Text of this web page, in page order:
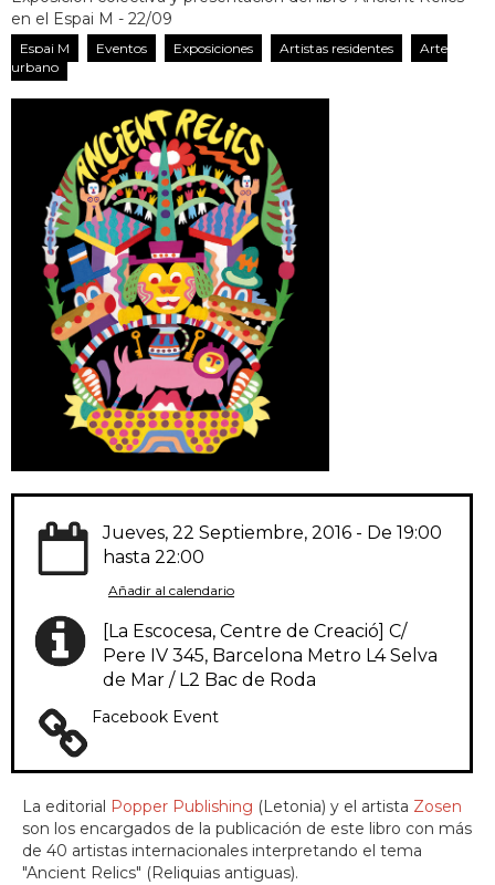
en el Espai M - 22/09
Espai M Eventos Exposiciones Artistas residentes
Arte
urbano
Jueves, 22 Septiembre, 2016 - De 19:00
hasta 22:00
Añadir al calendario
[La Escocesa, Centre de Creació] C/
Pere IV 345, Barcelona Metro L4 Selva
de Mar / L2 Bac de Roda
Facebook Event
La editorial Popper Publishing (Letonia) y el artista Zosen
son los encargados de la publicación de este libro con más
de 40 artistas internacionales interpretando el tema
"Ancient Relics" (Reliquias antiguas).